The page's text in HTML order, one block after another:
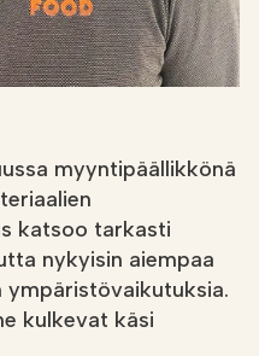
myyntipäällikkönä
katsoo tarkasti
nykyisin aiempaa
ympäristövaikutuksia.
kulkevat käsi